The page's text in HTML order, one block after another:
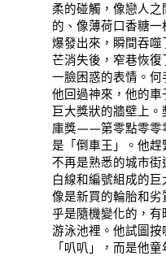
柔的碰觸，像戀人
的、像薄荷口香糖
爆發出來，瞬間吞
芒消失後，窄巷恢
一臉困惑的表情。
他回過神來，他的
巨大獎狀的牆壁上
庫獎——第零點零零
是「倒車王」。他
不再是熟悉的城市
白線和編號組成的
像是新買的輪胎和
乎是隨機變化的，
游泳池裡。他試圖
「叭叭」，而是他